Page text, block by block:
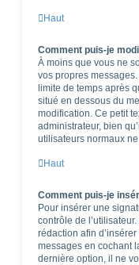
Haut
Comment puis-je
À moins que vous ne
vos propres
limite de temps après
situé en dessous du
modification. Ce petit
administrateur, bien
utilisateurs normaux
Haut
Comment puis-je
Pour insérer une
contrôle de
rédaction afin
messages en cochant
dernière option, il ne